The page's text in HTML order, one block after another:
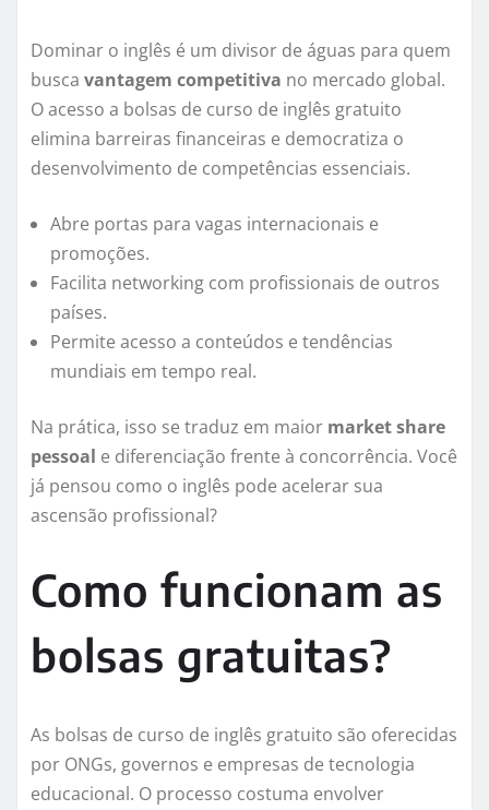
Dominar o inglês é um divisor de águas para quem
busca vantagem competitiva no mercado global.
O acesso a bolsas de curso de inglês gratuito
elimina barreiras financeiras e democratiza o
desenvolvimento de competências essenciais.
Abre portas para vagas internacionais e
promoções.
Facilita networking com profissionais de outros
países.
Permite acesso a conteúdos e tendências
mundiais em tempo real.
Na prática, isso se traduz em maior market share
pessoal e diferenciação frente à concorrência. Você
já pensou como o inglês pode acelerar sua
ascensão profissional?
Como funcionam as
bolsas gratuitas?
As bolsas de curso de inglês gratuito são oferecidas
por ONGs, governos e empresas de tecnologia
educacional. O processo costuma envolver